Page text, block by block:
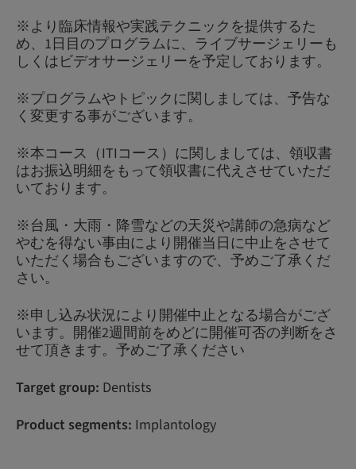
※より臨床情報や実践テクニックを提供するた
め、1日目のプログラムに、ライブサージェリーも
しくはビデオサージェリーを予定しております。
※プログラムやトピックに関しましては、予告な
く変更する事がございます。
※本コース（ITIコース）に関しましては、領収書
はお振込明細をもって領収書に代えさせていただ
いております。
※台風・大雨・降雪などの天災や講師の急病など
やむを得ない事由により開催当日に中止をさせて
いただく場合もございますので、予めご了承くだ
さい。
※申し込み状況により開催中止となる場合がござ
います。開催2週間前をめどに開催可否の判断をさ
せて頂きます。予めご了承ください
Target group: Dentists
Product segments: Implantology